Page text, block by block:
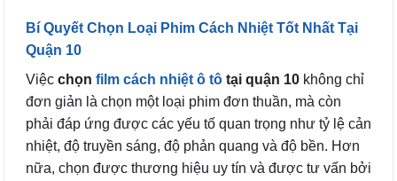
Bí Quyết Chọn Loại Phim Cách Nhiệt Tốt Nhất Tại
Quận 10
Việc chọn film cách nhiệt ô tô tại quận 10 không chỉ
đơn giản là chọn một loại phim đơn thuần, mà còn
phải đáp ứng được các yếu tố quan trọng như tỷ lệ cản
nhiệt, độ truyền sáng, độ phản quang và độ bền. Hơn
nữa, chọn được thương hiệu uy tín và được tư vấn bởi